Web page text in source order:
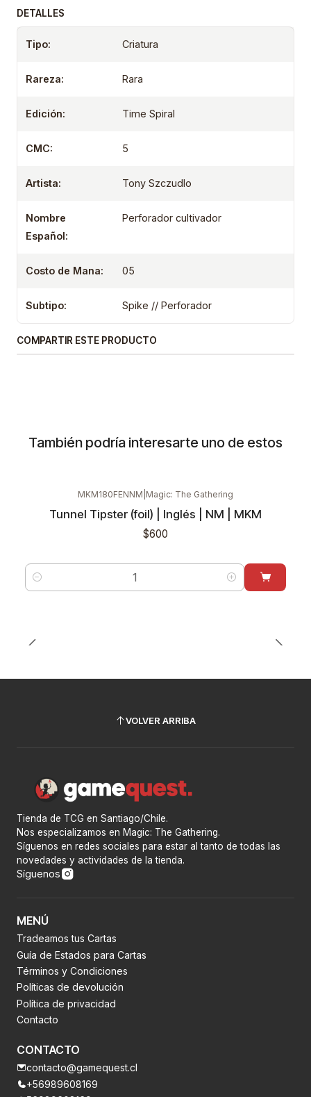
DETALLES
Tipo: Criatura
Rareza: Rara
Edición: Time Spiral
CMC: 5
Artista: Tony Szczudlo
Nombre
Español:
Perforador cultivador
Costo de Mana: 05
Subtipo: Spike // Perforador
COMPARTIR ESTE PRODUCTO
También podría interesarte uno de estos
MKM180FENNM Magic: The Gathering
Tunnel Tipster (foil) | Inglés | NM | MKM
$600
Cantidad
VOLVER ARRIBA
Tienda de TCG en Santiago/Chile.
Nos especializamos en Magic: The Gathering.
Síguenos en redes sociales para estar al tanto de todas las
novedades y actividades de la tienda.
Síguenos
MENÚ
Tradeamos tus Cartas
Guía de Estados para Cartas
Términos y Condiciones
Políticas de devolución
Política de privacidad
Contacto
CONTACTO
contacto@gamequest.cl
+56989608169